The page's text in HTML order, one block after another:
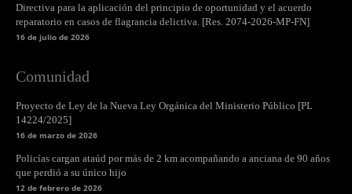
Directiva para la aplicación del principio de oportunidad y el acuerdo
reparatorio en casos de flagrancia delictiva. [Res. 2074-2026-MP-FN]
16 de julio de 2026
Comunidad
Proyecto de Ley de la Nueva Ley Orgánica del Ministerio Público [PL
14224/2025]
16 de marzo de 2026
Policías cargan ataúd por más de 2 km acompañando a anciana de 90 años
que perdió a su único hijo
12 de febrero de 2026